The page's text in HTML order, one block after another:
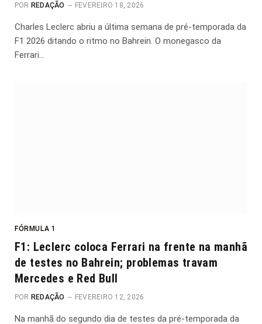
POR REDAÇÃO FEVEREIRO 18, 2026
Charles Leclerc abriu a última semana de pré-temporada da
F1 2026 ditando o ritmo no Bahrein. O monegasco da
Ferrari…
FÓRMULA 1
F1: Leclerc coloca Ferrari na frente na manhã
de testes no Bahrein; problemas travam
Mercedes e Red Bull
POR REDAÇÃO FEVEREIRO 12, 2026
Na manhã do segundo dia de testes da pré-temporada da